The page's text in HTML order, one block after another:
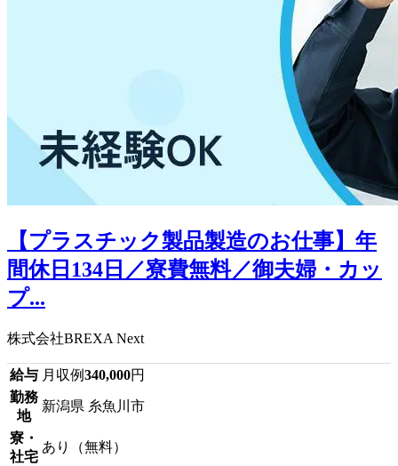
【プラスチック製品製造のお仕事】年
間休日134日／寮費無料／御夫婦・カッ
プ...
株式会社BREXA Next
給与 月収例340,000円
勤務
地
新潟県 糸魚川市
寮・
社宅
あり（無料）